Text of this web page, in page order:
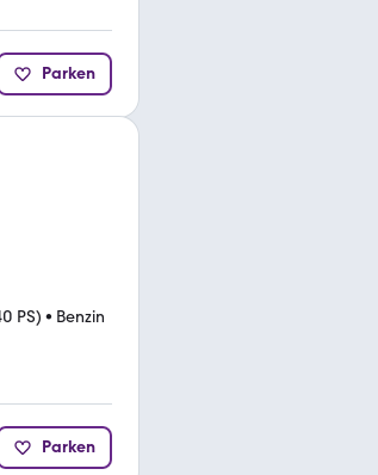
Parken
PS) • Benzin
Parken